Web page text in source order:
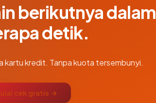
berikutnya dalam
detik.
kartu kredit. Tanpa kuota tersembunyi.
cek gratis →